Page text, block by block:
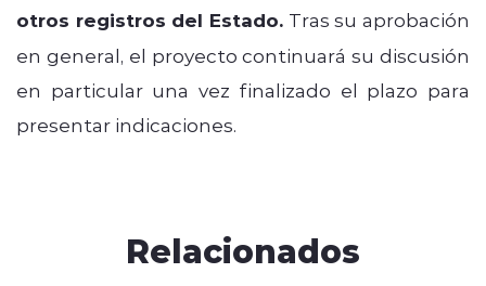
otros registros del Estado. Tras su aprobación
en general, el proyecto continuará su discusión
en particular una vez finalizado el plazo para
presentar indicaciones.
Relacionados